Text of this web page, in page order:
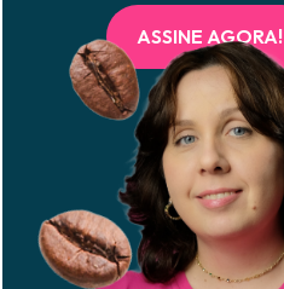
ASSINE AGORA!